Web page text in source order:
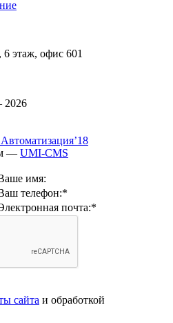
6 этаж, офис 601
— UMI-CMS
имя:
телефон:*
почта:*
сайта и обработкой